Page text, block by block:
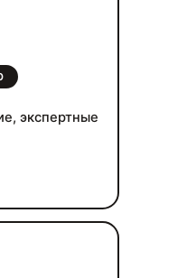
экспертные